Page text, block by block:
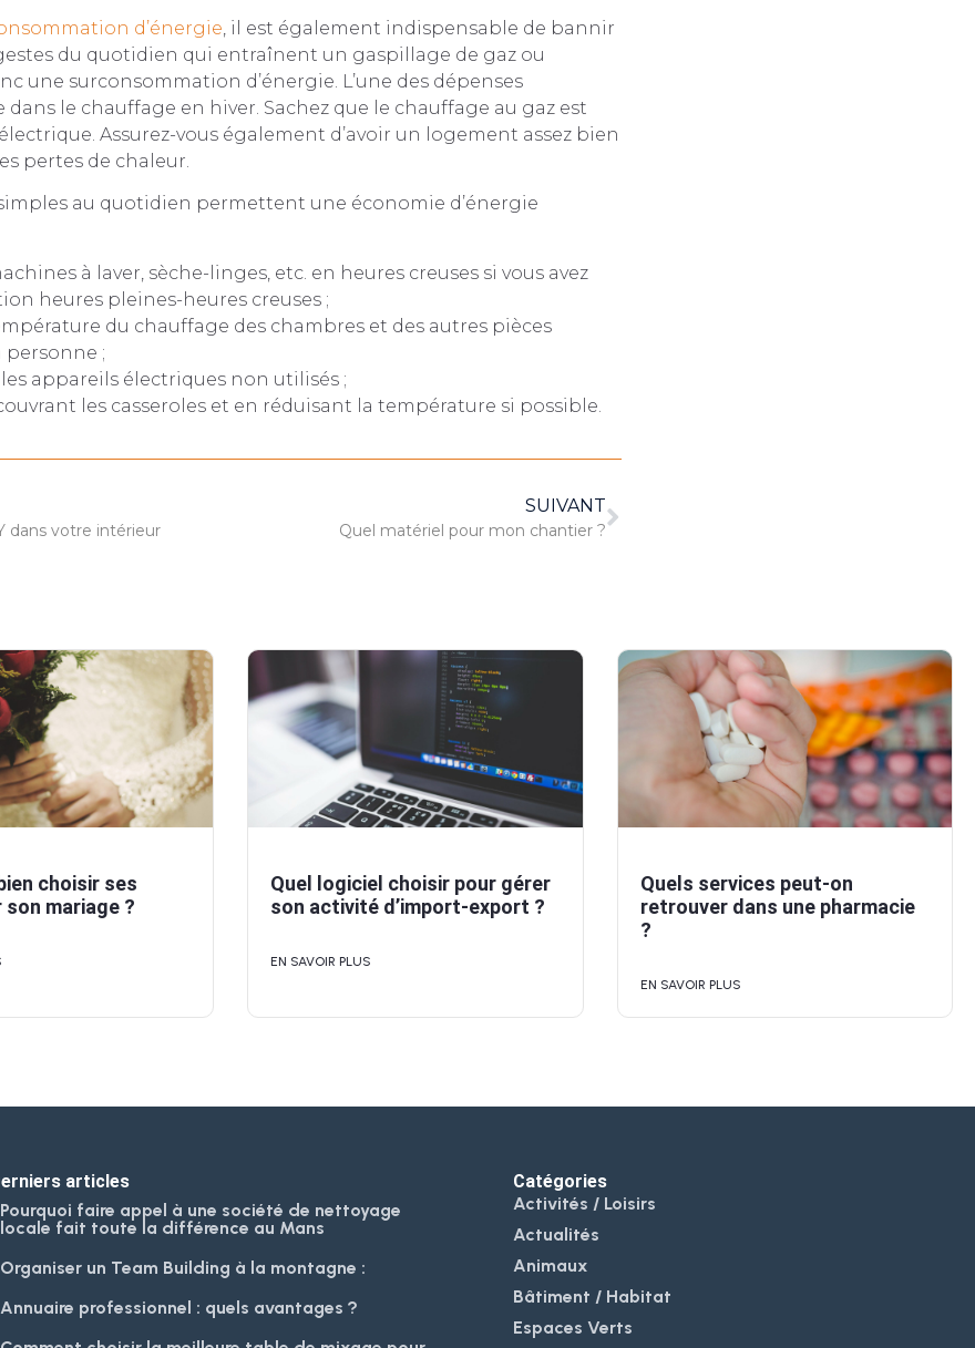
d’énergie , il est également indispensable de bannir
du quotidien qui entraînent un gaspillage de gaz ou
une surconsommation d’énergie. L’une des dépenses
le chauffage en hiver. Sachez que le chauffage au gaz est
Assurez-vous également d’avoir un logement assez bien
pertes de chaleur.
simples au quotidien permettent une économie d’énergie
à laver, sèche-linges, etc. en heures creuses si vous avez
heures pleines-heures creuses ;
du chauffage des chambres et des autres pièces
personne ;
appareils électriques non utilisés ;
les casseroles et en réduisant la température si possible.
dans votre intérieur
SUIVANT
Quel matériel pour mon chantier ?
choisir ses
mariage ?
Quel logiciel choisir pour gérer
son activité d’import-export ?
EN SAVOIR PLUS
Quels services peut-on
retrouver dans une pharmacie
?
EN SAVOIR PLUS
articles
Pourquoi faire appel à une société de nettoyage
locale fait toute la différence au Mans
Organiser un Team Building à la montagne :
Annuaire professionnel : quels avantages ?
Catégories
Activités / Loisirs
Actualités
Animaux
Bâtiment / Habitat
Espaces Verts